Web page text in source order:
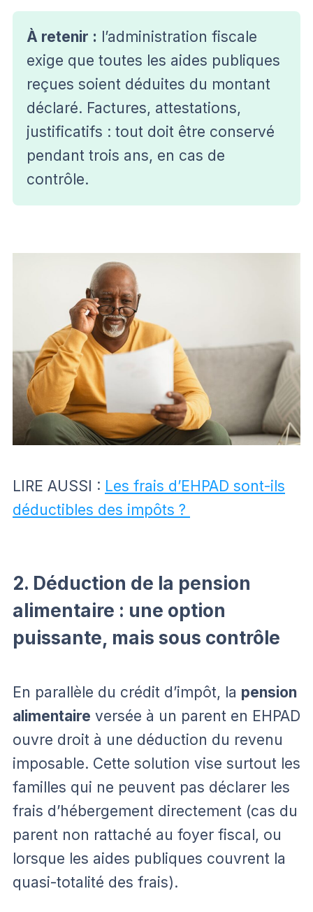
À retenir : l’administration fiscale
exige que toutes les aides publiques
reçues soient déduites du montant
déclaré. Factures, attestations,
justificatifs : tout doit être conservé
pendant trois ans, en cas de
contrôle.
LIRE AUSSI : Les frais d’EHPAD sont-ils
déductibles des impôts ?
2. Déduction de la pension
alimentaire : une option
puissante, mais sous contrôle
En parallèle du crédit d’impôt, la pension
alimentaire versée à un parent en EHPAD
ouvre droit à une déduction du revenu
imposable. Cette solution vise surtout les
familles qui ne peuvent pas déclarer les
frais d’hébergement directement (cas du
parent non rattaché au foyer fiscal, ou
lorsque les aides publiques couvrent la
quasi-totalité des frais).